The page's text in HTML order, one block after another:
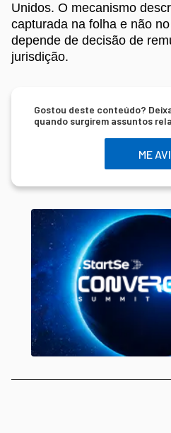
Unidos. O mecanismo
capturada na folha e não
depende de decisão de
jurisdição.
Gostou deste conteúdo?
quando surgirem assuntos
ME